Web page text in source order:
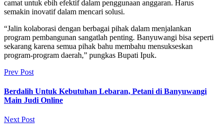
camat untuk ebih efektif dalam penggunaan anggaran. Harus
semakin inovatif dalam mencari solusi.
“Jalin kolaborasi dengan berbagai pihak dalam menjalankan
program pembangunan sangatlah penting. Banyuwangi bisa seperti
sekarang karena semua pihak bahu membahu mensukseskan
program-program daerah,” pungkas Bupati Ipuk.
Prev Post
Berdalih Untuk Kebutuhan Lebaran, Petani di Banyuwangi
Main Judi Online
Next Post